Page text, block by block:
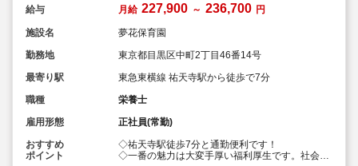
給与 月給 227,900 ～ 236,700 円
施設名
夢花保育園
勤務地
東京都目黒区中町2丁目46番14号
最寄り駅
東急東横線 祐天寺駅から徒歩で7分
職種
栄養士
雇用形態
正社員(常勤)
おすすめ
ポイント
◇祐天寺駅徒歩7分と通勤便利です！
◇一番の魅力は大変手厚い福利厚生です。社会保